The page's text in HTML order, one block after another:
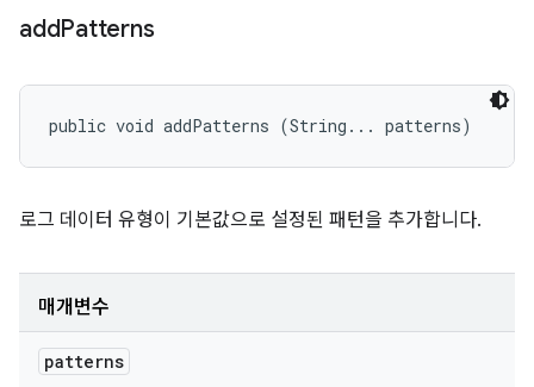
addPatterns
public void addPatterns (String... patterns)
로그 데이터 유형이 기본값으로 설정된 패턴을 추가합니다.
매개변수
patterns